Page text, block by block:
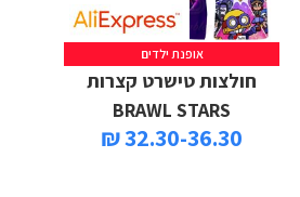
אופנת ילדים
חולצות טישרט קצרות
BRAWL STARS
32.30-36.30 ₪